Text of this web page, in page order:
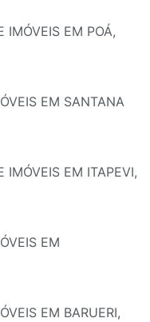
IMÓVEIS EM POÁ,
EM SANTANA
IMÓVEIS EM ITAPEVI,
EM
EM BARUERI,